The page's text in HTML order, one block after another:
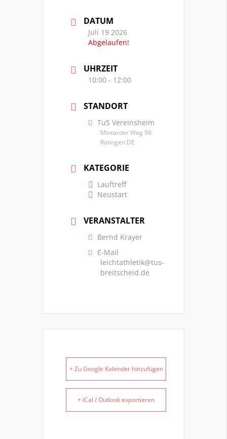
DATUM
Juli 19 2026
Abgelaufen!
UHRZEIT
10:00 - 12:00
STANDORT
TuS Vereinsheim
Mintarder Weg 98
Ratingen DE
KATEGORIE
Lauftreff
Neustart
VERANSTALTER
Bernd Krayer
E-Mail
leichtathletik@tus-
breitscheid.de
+ Zu Google Kalender hinzufügen
+ iCal / Outlook exportieren